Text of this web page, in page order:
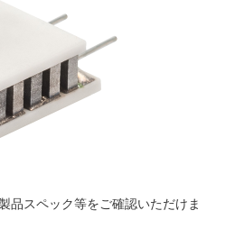
品スペック等をご確認いただけま